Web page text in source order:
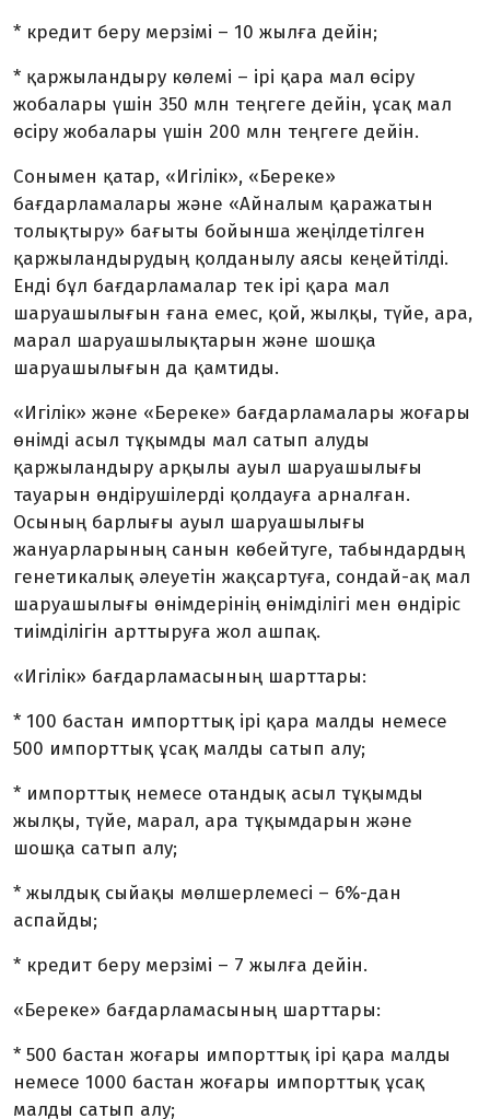
* кредит беру мерзімі – 10 жылға дейін;
* қаржыландыру көлемі – ірі қара мал өсіру
жобалары үшін 350 млн теңгеге дейін, ұсақ мал
өсіру жобалары үшін 200 млн теңгеге дейін.
Сонымен қатар, «Игілік», «Береке»
бағдарламалары және «Айналым қаражатын
толықтыру» бағыты бойынша жеңілдетілген
қаржыландырудың қолданылу аясы кеңейтілді.
Енді бұл бағдарламалар тек ірі қара мал
шаруашылығын ғана емес, қой, жылқы, түйе, ара,
марал шаруашылықтарын және шошқа
шаруашылығын да қамтиды.
«Игілік» және «Береке» бағдарламалары жоғары
өнімді асыл тұқымды мал сатып алуды
қаржыландыру арқылы ауыл шаруашылығы
тауарын өндірушілерді қолдауға арналған.
Осының барлығы ауыл шаруашылығы
жануарларының санын көбейтуге, табындардың
генетикалық әлеуетін жақсартуға, сондай-ақ мал
шаруашылығы өнімдерінің өнімділігі мен өндіріс
тиімділігін арттыруға жол ашпақ.
«Игілік» бағдарламасының шарттары:
* 100 бастан импорттық ірі қара малды немесе
500 импорттық ұсақ малды сатып алу;
* импорттық немесе отандық асыл тұқымды
жылқы, түйе, марал, ара тұқымдарын және
шошқа сатып алу;
* жылдық сыйақы мөлшерлемесі – 6%-дан
аспайды;
* кредит беру мерзімі – 7 жылға дейін.
«Береке» бағдарламасының шарттары:
* 500 бастан жоғары импорттық ірі қара малды
немесе 1000 бастан жоғары импорттық ұсақ
малды сатып алу;